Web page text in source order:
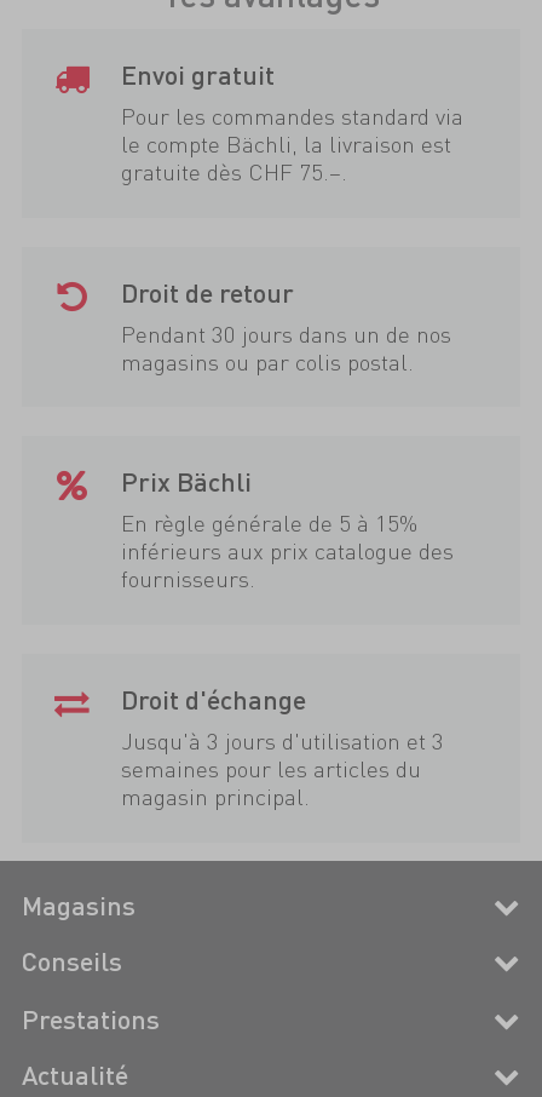
Envoi gratuit
Pour les commandes standard via
le compte Bächli, la livraison est
gratuite dès CHF 75.–.
Droit de retour
Pendant 30 jours dans un de nos
magasins ou par colis postal.
Prix Bächli
En règle générale de 5 à 15%
inférieurs aux prix catalogue des
fournisseurs.
Droit d'échange
Jusqu'à 3 jours d'utilisation et 3
semaines pour les articles du
magasin principal.
Magasins
Conseils
Prestations
Actualité